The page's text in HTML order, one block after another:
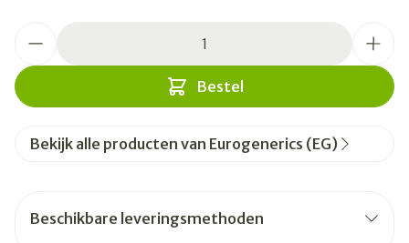
Bestel
Bekijk alle producten van Eurogenerics (EG)
Beschikbare leveringsmethoden